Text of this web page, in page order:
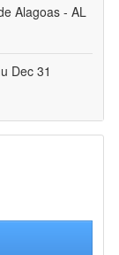
Alagoas - AL
Dec 31